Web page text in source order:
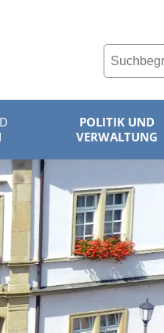
POLITIK UND
VERWALTUNG